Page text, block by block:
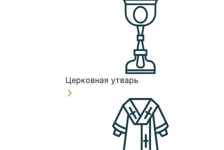
Церковная утварь